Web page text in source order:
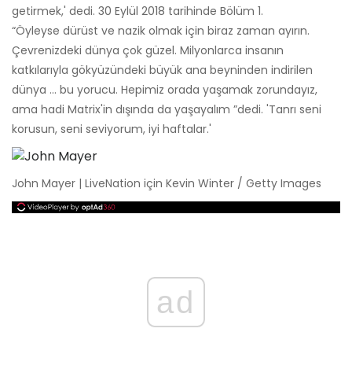
getirmek,' dedi. 30 Eylül 2018 tarihinde Bölüm 1.
“Öyleyse dürüst ve nazik olmak için biraz zaman ayırın.
Çevrenizdeki dünya çok güzel. Milyonlarca insanın
katkılarıyla gökyüzündeki büyük ana beyninden indirilen
dünya ... bu yorucu. Hepimiz orada yaşamak zorundayız,
ama hadi Matrix'in dışında da yaşayalım ”dedi. 'Tanrı seni
korusun, seni seviyorum, iyi haftalar.'
John Mayer | LiveNation için Kevin Winter / Getty Images
ad